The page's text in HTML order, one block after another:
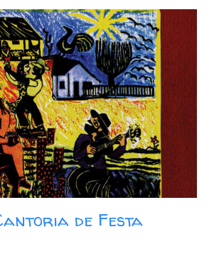
divas da MPB, como Maria Bethânia e
do jornalista Hugo Sukman: "As
o toque afro de “Nereci”, a
e temática de “Numa esquina de Hanói” e
para mostrar que Djavan havia chegado
Cara de Índio 02. Serrado 03. Água 04. Álibi
Hanoi 06. Minha Mãe 07. Alagoa...
de Festa